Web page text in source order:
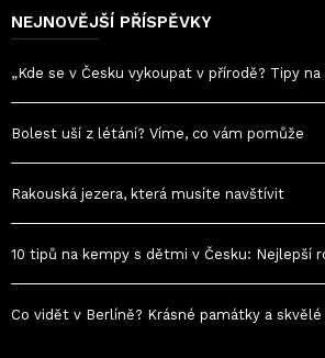
NEJNOVĚJŠÍ PŘÍSPĚVKY
„Kde se v Česku vykoupat v přírodě? Tipy na
Bolest uší z létání? Víme, co vám pomůže
Rakouská jezera, která musíte navštívit
10 tipů na kempy s dětmi v Česku: Nejlepší
Co vidět v Berlíně? Krásné památky a